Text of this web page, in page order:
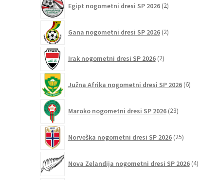
Egipt nogometni dresi SP 2026 2izdelka
Gana nogometni dresi SP 2026 2izdelka
Irak nogometni dresi SP 2026 2izdelka
Južna Afrika nogometni dresi SP 2026 6izdelkov
Maroko nogometni dresi SP 2026 23izdelkov
Norveška nogometni dresi SP 2026 25izdelkov
Nova Zelandija nogometni dresi SP 2026 4izdelki